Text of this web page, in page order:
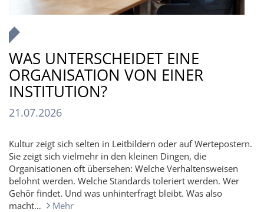
WAS UNTERSCHEIDET EINE
ORGANISATION VON EINER
INSTITUTION?
21.07.2026
Kultur zeigt sich selten in Leitbildern oder auf Wertepostern.
Sie zeigt sich vielmehr in den kleinen Dingen, die
Organisationen oft übersehen: Welche Verhaltensweisen
belohnt werden. Welche Standards toleriert werden. Wer
Gehör findet. Und was unhinterfragt bleibt. Was also
macht…
Mehr